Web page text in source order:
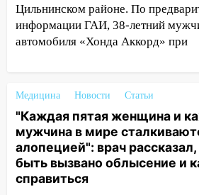
запретили остановку
50-метровом участке
В Новом городе 8
«Мураками»
14:04 Жару смоет
погоды в Ульяновской
выходные 8-9 августа
13:30 В Ульяновске
Цильнинском районе. По
информации ГАИ, 38-летний
автомобиля «Хонда Аккорд» при
Медицина Новости Статьи
"Каждая пятая женщина и
мужчина в мире
алопецией": врач
быть вызвано облысение и
справиться